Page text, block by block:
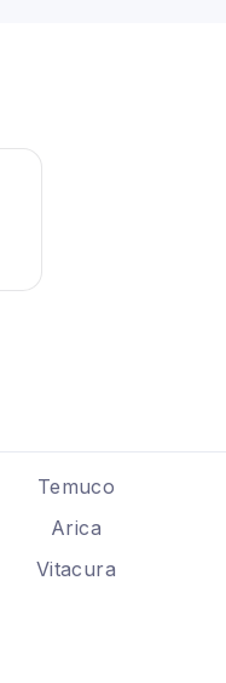
Temuco
Arica
Vitacura